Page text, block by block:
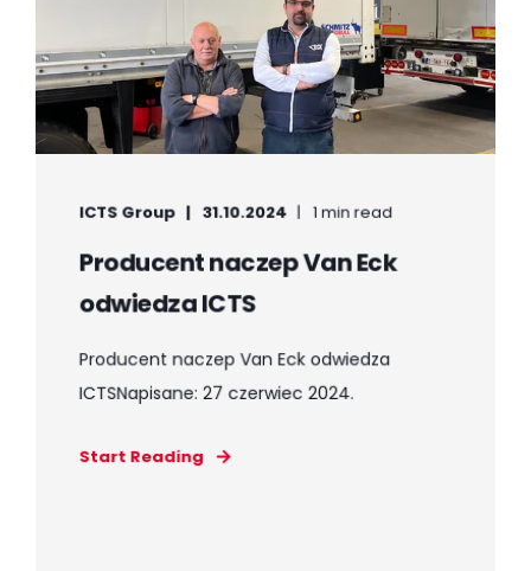
ICTS Group 31.10.2024 1 min read
Producent naczep Van Eck
odwiedza ICTS
Producent naczep Van Eck odwiedza
ICTSNapisane: 27 czerwiec 2024.
Start Reading